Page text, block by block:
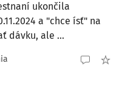
ukončila
a "chce ísť" na
dávku, ale ...